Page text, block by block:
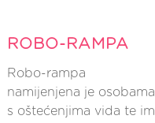
ROBO-RAMPA
Robo-rampa
namijenjena je osobama
s oštećenjima vida te im